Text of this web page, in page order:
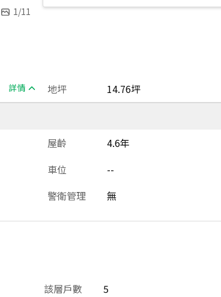
1/11
詳情 地坪
14.76坪
屋齡
4.6年
車位
--
警衛管理 無
該層戶數
5